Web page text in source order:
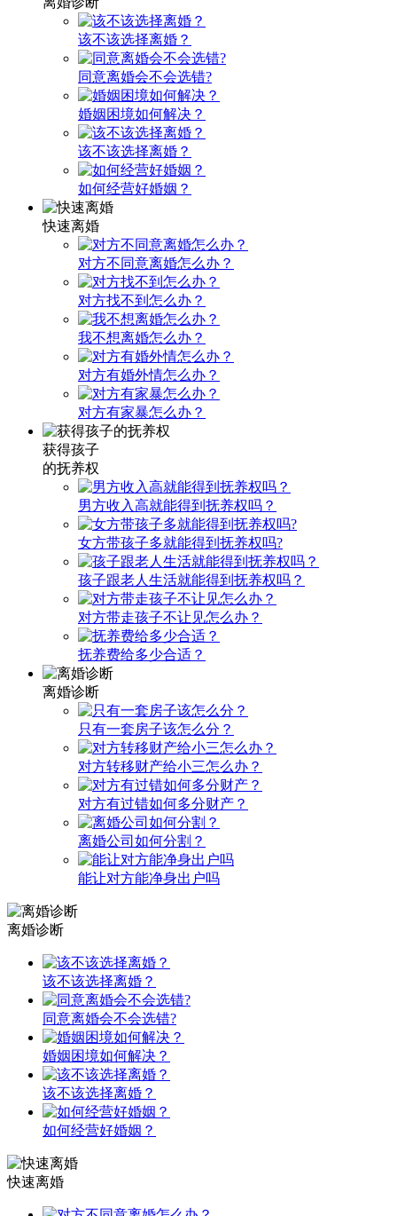
该不该选择离婚？
同意离婚会不会选错?
婚姻困境如何解决？
该不该选择离婚？
如何经营好婚姻？
快速离婚
对方不同意离婚怎么办？
对方找不到怎么办？
我不想离婚怎么办？
对方有婚外情怎么办？
对方有家暴怎么办？
获得孩子
的抚养权
男方收入高就能得到抚养权吗？
女方带孩子多就能得到抚养权吗?
孩子跟老人生活就能得到抚养权吗？
对方带走孩子不让见怎么办？
抚养费给多少合适？
离婚诊断
只有一套房子该怎么分？
对方转移财产给小三怎么办？
对方有过错如何多分财产？
离婚公司如何分割？
能让对方能净身出户吗
离婚诊断
该不该选择离婚？
同意离婚会不会选错?
婚姻困境如何解决？
该不该选择离婚？
如何经营好婚姻？
快速离婚